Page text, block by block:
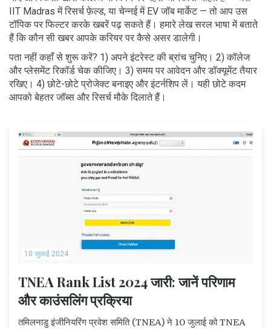
IIT Madras में रिसर्च फ़ेल्ड, या चेन्नई में EV जॉब मार्केट — तो आप उस
टॉपिक पर फिल्टर करके खबरें पढ़ सकते हैं। हमारे लेख सरल भाषा में बताते
हैं कि कौन सी खबर आपके करियर पर कैसे असर डालेगी।
पता नहीं कहाँ से शुरू करें? 1) अपने इंटरेस्ट की ब्रांच चुनिए। 2) कॉलेज
और प्लेसमेंट रिकॉर्ड चेक कीजिए। 3) समय पर आवेदन और डॉक्यूमेंट तैयार
रखिए। 4) छोटे-छोटे प्रोजेक्ट बनाइए और इंटर्नशिप लें। यही छोटे कदम
आपको बेहतर जॉब्स और रिसर्च मौके दिलाते हैं।
10 जुलाई 2024
TNEA Rank List 2024 जारी: जानें परिणाम
और काउंसलिंग प्रक्रिया
तमिलनाडु इंजीनियरिंग प्रवेश समिति (TNEA) ने 10 जुलाई को TNEA